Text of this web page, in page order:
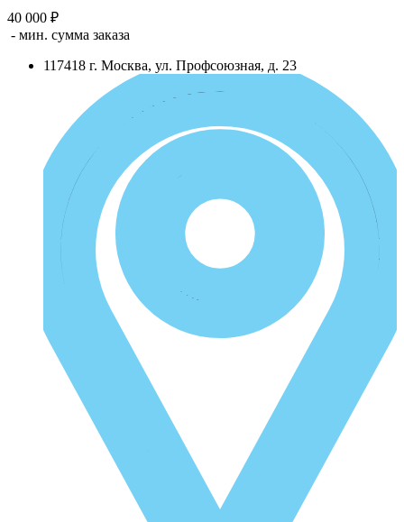
40 000 ₽
- мин. сумма заказа
117418 г. Москва, ул. Профсоюзная, д. 23